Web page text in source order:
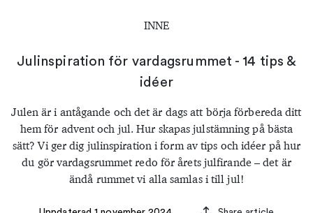
INNE
Julinspiration för vardagsrummet - 14 tips &
idéer
Julen är i antågande och det är dags att börja förbereda ditt
hem för advent och jul. Hur skapas julstämning på bästa
sätt? Vi ger dig julinspiration i form av tips och idéer på hur
du gör vardagsrummet redo för årets julfirande – det är
ändå rummet vi alla samlas i till jul!